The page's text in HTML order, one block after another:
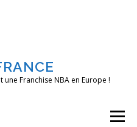
Franchise NBA en Europe !
Menu